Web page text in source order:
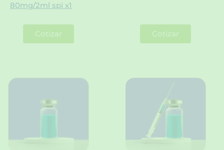
80mg/2ml spi x1
Cotizar Cotizar